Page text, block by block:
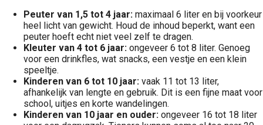
Peuter van 1,5 tot 4 jaar: maximaal 6 liter en bij voorkeur
heel licht van gewicht. Houd de inhoud beperkt, want een
peuter hoeft echt niet veel zelf te dragen.
Kleuter van 4 tot 6 jaar: ongeveer 6 tot 8 liter. Genoeg
voor een drinkfles, wat snacks, een vestje en een klein
speeltje.
Kinderen van 6 tot 10 jaar: vaak 11 tot 13 liter,
afhankelijk van lengte en gebruik. Dit is een fijne maat voor
school, uitjes en korte wandelingen.
Kinderen van 10 jaar en ouder: ongeveer 16 tot 18 liter